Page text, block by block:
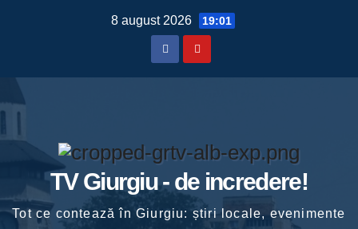
8 august 2026 19:01
TV Giurgiu - de incredere!
Tot ce contează în Giurgiu: știri locale, evenimente